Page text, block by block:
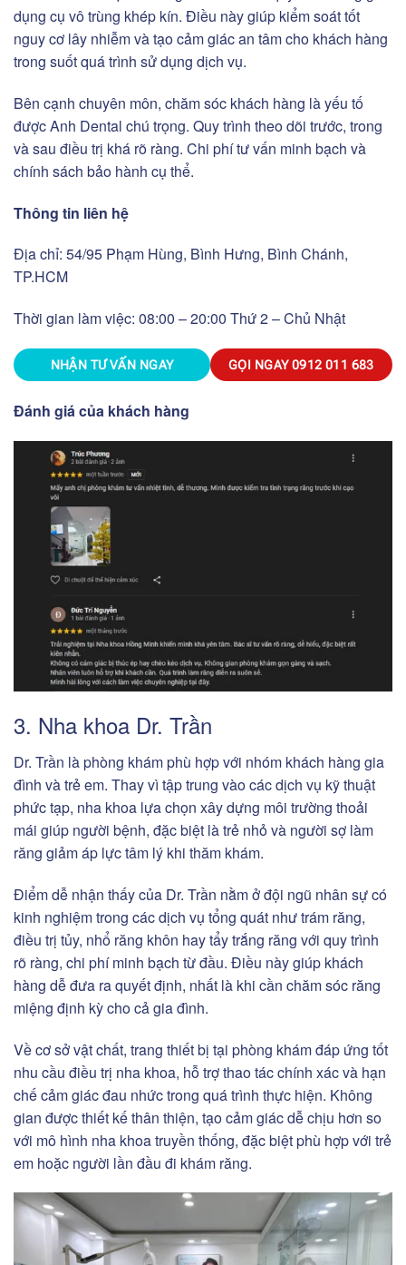
dụng cụ vô trùng khép kín. Điều này giúp kiểm soát tốt
nguy cơ lây nhiễm và tạo cảm giác an tâm cho khách hàng
trong suốt quá trình sử dụng dịch vụ.
Bên cạnh chuyên môn, chăm sóc khách hàng là yếu tố
được Anh Dental chú trọng. Quy trình theo dõi trước, trong
và sau điều trị khá rõ ràng. Chi phí tư vấn minh bạch và
chính sách bảo hành cụ thể.
Thông tin liên hệ
Địa chỉ: 54/95 Phạm Hùng, Bình Hưng, Bình Chánh,
TP.HCM
Thời gian làm việc: 08:00 – 20:00 Thứ 2 – Chủ Nhật
NHẬN TƯ VẤN NGAY GỌI NGAY0912 011 683
Đánh giá của khách hàng
3. Nha khoa Dr. Trần
Dr. Trần là phòng khám phù hợp với nhóm khách hàng gia
đình và trẻ em. Thay vì tập trung vào các dịch vụ kỹ thuật
phức tạp, nha khoa lựa chọn xây dựng môi trường thoải
mái giúp người bệnh, đặc biệt là trẻ nhỏ và người sợ làm
răng giảm áp lực tâm lý khi thăm khám.
Điểm dễ nhận thấy của Dr. Trần nằm ở đội ngũ nhân sự có
kinh nghiệm trong các dịch vụ tổng quát như trám răng,
điều trị tủy, nhổ răng khôn hay tẩy trắng răng với quy trình
rõ ràng, chi phí minh bạch từ đầu. Điều này giúp khách
hàng dễ đưa ra quyết định, nhất là khi cần chăm sóc răng
miệng định kỳ cho cả gia đình.
Về cơ sở vật chất, trang thiết bị tại phòng khám đáp ứng tốt
nhu cầu điều trị nha khoa, hỗ trợ thao tác chính xác và hạn
chế cảm giác đau nhức trong quá trình thực hiện. Không
gian được thiết kế thân thiện, tạo cảm giác dễ chịu hơn so
với mô hình nha khoa truyền thống, đặc biệt phù hợp với trẻ
em hoặc người lần đầu đi khám răng.